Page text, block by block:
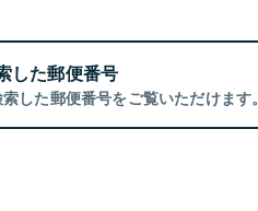
した郵便番号
した郵便番号をご覧いただけます。